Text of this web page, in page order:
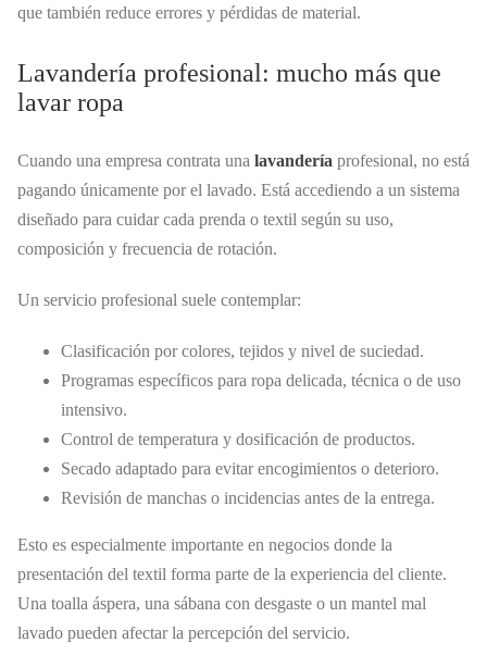
que también reduce errores y pérdidas de material.
Lavandería profesional: mucho más que
lavar ropa
Cuando una empresa contrata una lavandería profesional, no está
pagando únicamente por el lavado. Está accediendo a un sistema
diseñado para cuidar cada prenda o textil según su uso,
composición y frecuencia de rotación.
Un servicio profesional suele contemplar:
Clasificación por colores, tejidos y nivel de suciedad.
Programas específicos para ropa delicada, técnica o de uso
intensivo.
Control de temperatura y dosificación de productos.
Secado adaptado para evitar encogimientos o deterioro.
Revisión de manchas o incidencias antes de la entrega.
Esto es especialmente importante en negocios donde la
presentación del textil forma parte de la experiencia del cliente.
Una toalla áspera, una sábana con desgaste o un mantel mal
lavado pueden afectar la percepción del servicio.